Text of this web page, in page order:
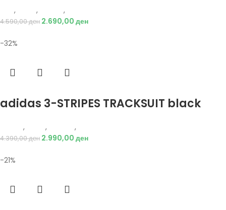
, , ,
4.590,00ден 2.690,00 ден
-32%
adidas 3-STRIPES TRACKSUIT black
, , ,
4.390,00ден 2.990,00 ден
-21%